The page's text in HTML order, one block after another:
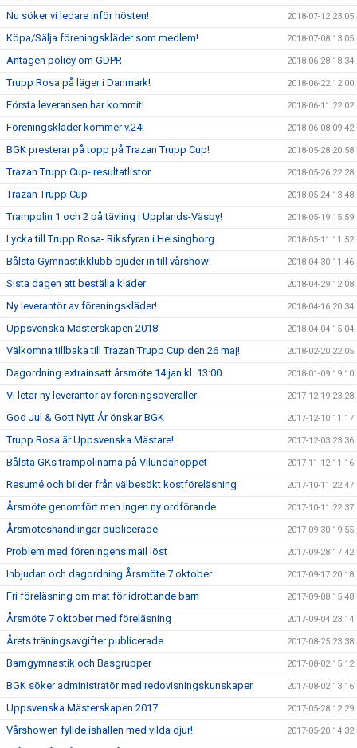
Nu söker vi ledare inför hösten! 2018-07-12 23:05
Köpa/Sälja föreningskläder som medlem! 2018-07-08 13:05
Antagen policy om GDPR 2018-06-28 18:34
Trupp Rosa på läger i Danmark! 2018-06-22 12:00
Första leveransen har kommit! 2018-06-11 22:02
Föreningskläder kommer v.24! 2018-06-08 09:42
BGK presterar på topp på Trazan Trupp Cup! 2018-05-28 20:58
Trazan Trupp Cup- resultatlistor 2018-05-26 22:28
Trazan Trupp Cup 2018-05-24 13:48
Trampolin 1 och 2 på tävling i Upplands-Väsby! 2018-05-19 15:59
Lycka till Trupp Rosa- Riksfyran i Helsingborg 2018-05-11 11:52
Bålsta Gymnastikklubb bjuder in till vårshow! 2018-04-30 11:46
Sista dagen att beställa kläder 2018-04-29 12:08
Ny leverantör av föreningskläder! 2018-04-16 20:34
Uppsvenska Mästerskapen 2018 2018-04-04 15:04
Välkomna tillbaka till Trazan Trupp Cup den 26 maj! 2018-02-20 22:05
Dagordning extrainsatt årsmöte 14 jan kl. 13:00 2018-01-09 19:10
Vi letar ny leverantör av föreningsoveraller 2017-12-19 23:28
God Jul & Gott Nytt År önskar BGK 2017-12-10 11:17
Trupp Rosa är Uppsvenska Mästare! 2017-12-03 23:36
Bålsta GKs trampolinarna på Vilundahoppet 2017-11-12 11:16
Resumé och bilder från välbesökt kostföreläsning 2017-10-11 22:47
Årsmöte genomfört men ingen ny ordförande 2017-10-11 22:37
Årsmöteshandlingar publicerade 2017-09-30 19:55
Problem med föreningens mail löst 2017-09-28 17:42
Inbjudan och dagordning Årsmöte 7 oktober 2017-09-17 20:18
Fri föreläsning om mat för idrottande barn 2017-09-08 15:48
Årsmöte 7 oktober med föreläsning 2017-09-04 23:14
Årets träningsavgifter publicerade 2017-08-25 23:38
Barngymnastik och Basgrupper 2017-08-02 15:12
BGK söker administratör med redovisningskunskaper 2017-08-02 13:16
Uppsvenska Mästerskapen 2017 2017-05-28 12:29
Vårshowen fyllde ishallen med vilda djur! 2017-05-20 14:32